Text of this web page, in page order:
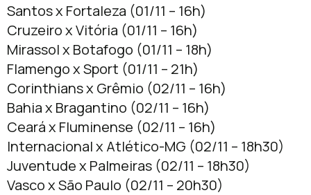
Santos x Fortaleza (01/11 – 16h)
Cruzeiro xVitória (01/11 – 16h)
Mirassol x Botafogo (01/11 – 18h)
Flamengo xSport (01/11 – 21h)
Corinthians x Grêmio (02/11 – 16h)
Bahia x Bragantino (02/11 – 16h)
Ceará x Fluminense (02/11 – 16h)
Internacional x Atlético-MG (02/11 – 18h30)
Juventude x Palmeiras (02/11 – 18h30)
Vasco xSão Paulo (02/11 – 20h30)